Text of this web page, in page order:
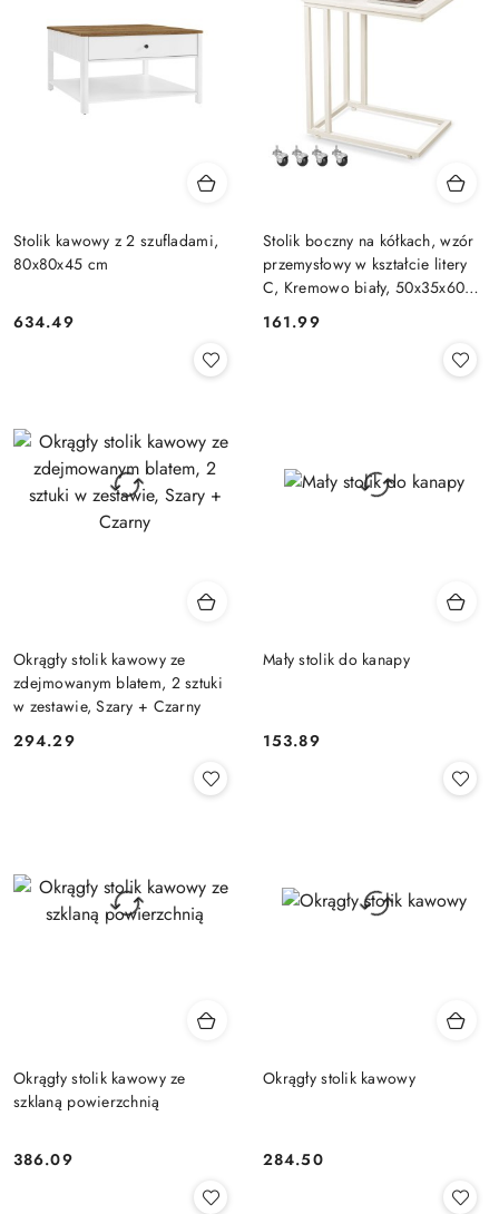
Stolik kawowy z 2 szufladami,
80x80x45 cm
Cena:
634.49
Stolik boczny na kółkach, wzór
przemysłowy w kształcie litery
C, Kremowo biały, 50x35x60
Cena:
161.99
Okrągły stolik kawowy ze
zdejmowanym blatem, 2 sztuki
w zestawie, Szary + Czarny
Cena:
294.29
Mały stolik do kanapy
Cena:
153.89
Okrągły stolik kawowy ze
szklaną powierzchnią
Cena:
386.09
Okrągły stolik kawowy
Cena:
284.50